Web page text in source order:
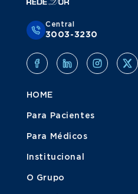
Central
3003-3230
HOME
Para Pacientes
Para Médicos
Institucional
O Grupo